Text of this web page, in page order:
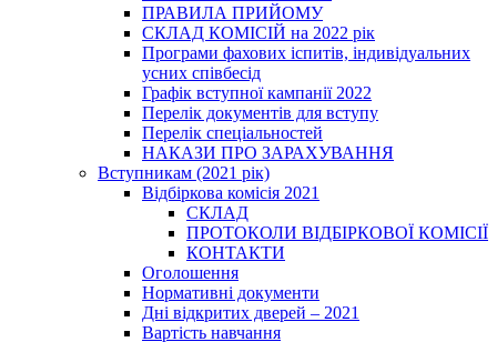
ПРАВИЛА ПРИЙОМУ
СКЛАД КОМІСІЙ на 2022 рік
Програми фахових іспитів, індивідуальних
усних співбесід
Графік вступної кампанії 2022
Перелік документів для вступу
Перелік спеціальностей
НАКАЗИ ПРО ЗАРАХУВАННЯ
Вступникам (2021 рік)
Відбіркова комісія 2021
СКЛАД
ПРОТОКОЛИ ВІДБІРКОВОЇ КОМІСІЇ
КОНТАКТИ
Оголошення
Нормативні документи
Дні відкритих дверей – 2021
Вартість навчання